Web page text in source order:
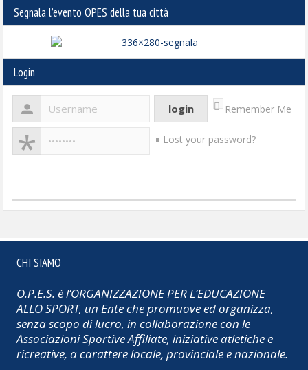
Segnala l’evento OPES della tua città
Login
Remember Me
Lost your password?
CHI SIAMO
O.P.E.S. è l’ORGANIZZAZIONE PER L’EDUCAZIONE
ALLO SPORT, un Ente che promuove ed organizza,
senza scopo di lucro, in collaborazione con le
Associazioni Sportive Affiliate, iniziative atletiche e
ricreative, a carattere locale, provinciale e nazionale.